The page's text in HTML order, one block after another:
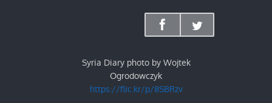
Syria Diary photo by Wojtek
Ogrodowczyk
https://flic.kr/p/8SBRzv